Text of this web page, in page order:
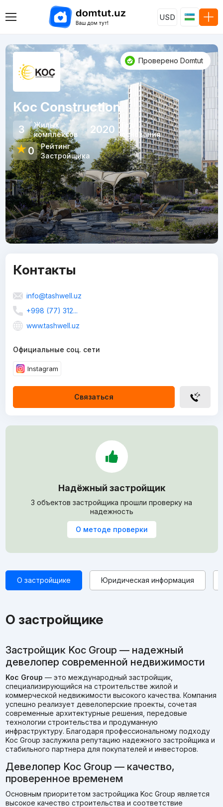
USD
Проверено Domtut
Koc Construction
3
Жилых
комплексов
2020
Год
основания
★0
Рейтинг
Застройщика
Контакты
info@tashwell.uz
+998 (77) 312...
www.tashwell.uz
Официальные соц. сети
Instagram
Связаться
Надёжный застройщик
3 объектов застройщика прошли проверку на
надежность
О методе проверки
О застройщике Юридическая информация
О застройщике
Застройщик Koc Group — надежный
девелопер современной недвижимости
Koc Group — это международный застройщик,
специализирующийся на строительстве жилой и
коммерческой недвижимости высокого качества. Компания
успешно реализует девелоперские проекты, сочетая
современные архитектурные решения, передовые
технологии строительства и продуманную
инфраструктуру. Благодаря профессиональному подходу
Koc Group заслужила репутацию надежного застройщика и
стабильного партнера для покупателей и инвесторов.
Девелопер Koc Group — качество,
проверенное временем
Основным приоритетом застройщика Koc Group является
высокое качество строительства и соответствие